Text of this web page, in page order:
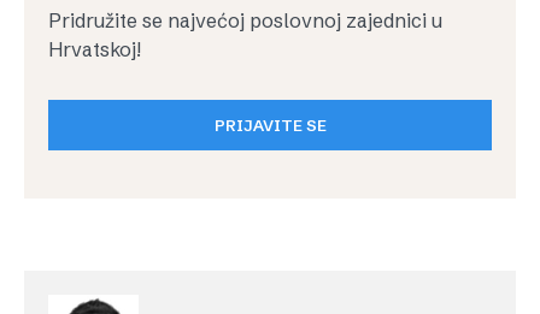
Pridružite se najvećoj poslovnoj zajednici u
Hrvatskoj!
PRIJAVITE SE